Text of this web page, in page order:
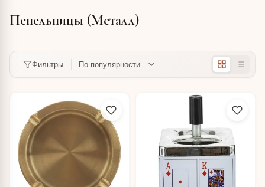
Пепельницы (Металл)
Фильтры